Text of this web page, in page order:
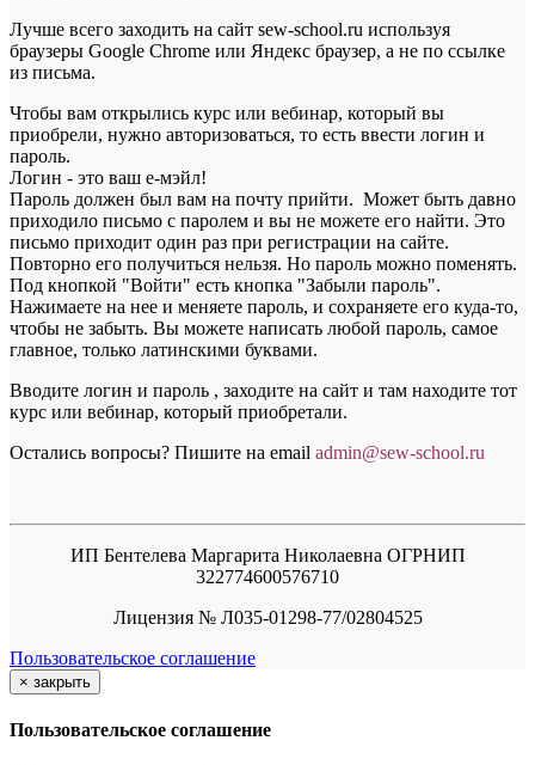
Лучше всего заходить на сайт sew-school.ru используя
браузеры Google Chrome или Яндекс браузер, а не по ссылке
из письма.
Чтобы вам открылись курс или вебинар, который вы
приобрели, нужно авторизоваться, то есть ввести логин и
пароль.
Логин - это ваш е-мэйл!
Пароль должен был вам на почту прийти. Может быть давно
приходило письмо с паролем и вы не можете его найти. Это
письмо приходит один раз при регистрации на сайте.
Повторно его получиться нельзя. Но пароль можно поменять.
Под кнопкой "Войти" есть кнопка "Забыли пароль".
Нажимаете на нее и меняете пароль, и сохраняете его куда-то,
чтобы не забыть. Вы можете написать любой пароль, самое
главное, только латинскими буквами.
Вводите логин и пароль , заходите на сайт и там находите тот
курс или вебинар, который приобретали.
Остались вопросы? Пишите на email admin@sew-school.ru
ИП Бентелева Маргарита Николаевна ОГРНИП
322774600576710
Лицензия № Л035-01298-77/02804525
Пользовательское соглашение
× закрыть
Пользовательское соглашение